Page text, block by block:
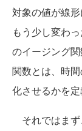
対象の値が線
もう少し変わ
のイージング
関数とは、時
化させるかを定
それではまず